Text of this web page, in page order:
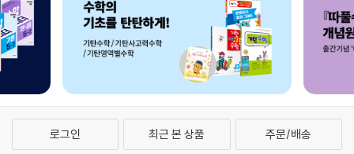
로그인 최근 본 상품 주문/배송